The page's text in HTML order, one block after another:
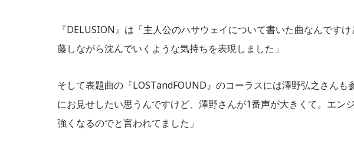
『DELUSION』は「主人公のハサウェイについて書いた曲なんです
藤しながら沈んでいくような気持ちを表現しました」
そして表題曲の『LOSTandFOUND』のコーラスには澤野弘之さん
にお見せしたい思うんですけど、澤野さんが1番声が大きくて。エン
強くなるのでと言われてました」